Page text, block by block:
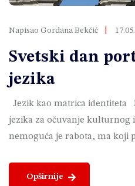
Napisao Gordana Bekčić
Svetski dan
jezika
Jezik kao matrica identiteta
jezika za očuvanje kulturnog
nemoguća je rabota, ma koji
Opširnije